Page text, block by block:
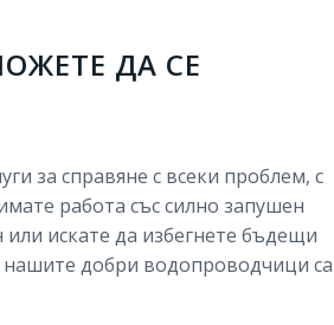
ДА СЕ
за справяне с всеки проблем, с
работа със силно запушен
искате да избегнете бъдещи
нашите добри водопроводчици са